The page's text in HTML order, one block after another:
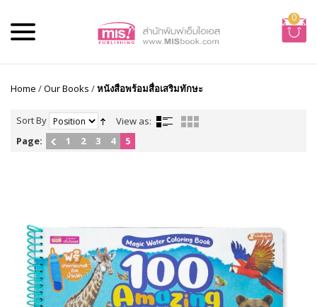
0
Home /Our Books /หนังสือพร้อมสื่อเสริมทักษะ
Sort By
View as:
Page:
1 2 3 4 5